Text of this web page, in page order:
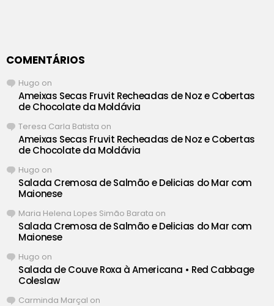
COMENTÁRIOS
Hugo on
Ameixas Secas Fruvit Recheadas de Noz e Cobertas
de Chocolate da Moldávia
Teresa Carla Batista on
Ameixas Secas Fruvit Recheadas de Noz e Cobertas
de Chocolate da Moldávia
Hugo on
Salada Cremosa de Salmão e Delicias do Mar com
Maionese
Maria Helena Lopes Simão Barata on
Salada Cremosa de Salmão e Delicias do Mar com
Maionese
Hugo on
Salada de Couve Roxa à Americana • Red Cabbage
Coleslaw
Carminda Marçal on